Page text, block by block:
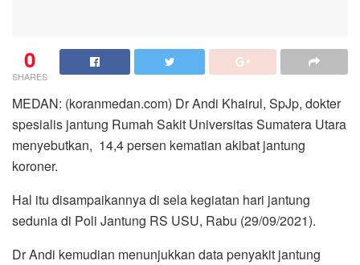
0
SHARES
MEDAN: (koranmedan.com) Dr Andi Khairul, SpJp, dokter
spesialis jantung Rumah Sakit Universitas Sumatera Utara
menyebutkan, 14,4 persen kematian akibat jantung
koroner.
Hal itu disampaikannya di sela kegiatan hari jantung
sedunia di Poli Jantung RS USU, Rabu (29/09/2021).
Dr Andi kemudian menunjukkan data penyakit jantung